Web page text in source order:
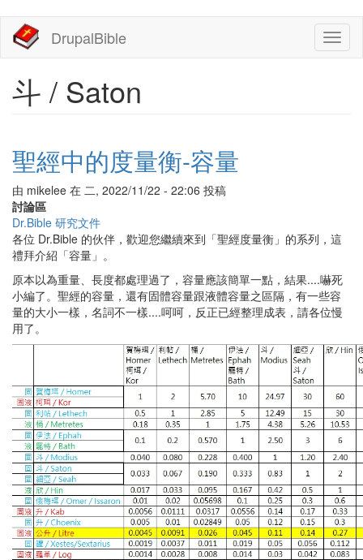
主
DrupalBible
斗 / Saton
聖經中的度量衡-容量
由 mikelee 在 二, 2022/11/22 - 22:06 投稿
討論區
Dr.Bible 研究文件
各位 Dr.Bible 的伙伴，歡迎您繼續來到「聖經度量衡」的系列，這
禮拜介紹「容量」。
原本以為重量、長度都處理過了，容量應該簡單一點，結果....嚇死
小編了。聖經的容量，還有固體容量跟液體容量之區隔，有一些容
量的大小一樣，名詞不一樣....呵呵，反正已經整理成表，請各位慢
用了。